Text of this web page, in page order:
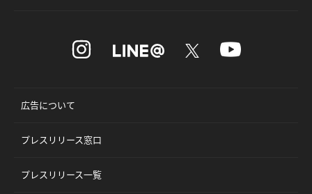
広告について
プレスリリース窓口
プレスリリース一覧